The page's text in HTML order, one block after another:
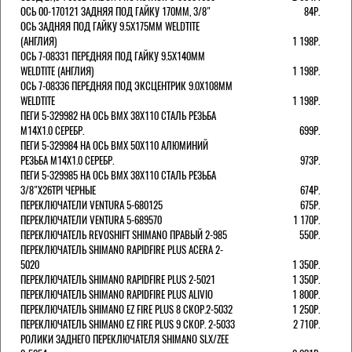
ОСЬ 00-170121 ЗАДНЯЯ ПОД ГАЙКУ 170MM, 3/8"
84Р.
ОСЬ ЗАДНЯЯ ПОД ГАЙКУ 9.5Х175ММ WELDTITE
(АНГЛИЯ)
1 198Р.
ОСЬ 7-08331 ПЕРЕДНЯЯ ПОД ГАЙКУ 9.5Х140ММ
WELDTITE (АНГЛИЯ)
1 198Р.
ОСЬ 7-08336 ПЕРЕДНЯЯ ПОД ЭКСЦЕНТРИК 9.0Х108ММ
WELDTITE
1 198Р.
ПЕГИ 5-329982 НА ОСЬ BMX 38Х110 СТАЛЬ РЕЗЬБА
М14Х1.0 СЕРЕБР.
699Р.
ПЕГИ 5-329984 НА ОСЬ BMX 50Х110 АЛЮМИНИЙ
РЕЗЬБА М14Х1.0 СЕРЕБР.
973Р.
ПЕГИ 5-329985 НА ОСЬ BMX 38Х110 СТАЛЬ РЕЗЬБА
3/8"Х26TPI ЧЕРНЫЕ
674Р.
ПЕРЕКЛЮЧАТЕЛИ VENTURA 5-680125
675Р.
ПЕРЕКЛЮЧАТЕЛИ VENTURA 5-689570
1 170Р.
ПЕРЕКЛЮЧАТЕЛЬ REVOSHIFT SHIMANO ПРАВЫЙ 2-985
550Р.
ПЕРЕКЛЮЧАТЕЛЬ SHIMANO RAPIDFIRE PLUS ACERA 2-
5020
1 350Р.
ПЕРЕКЛЮЧАТЕЛЬ SHIMANO RAPIDFIRE PLUS 2-5021
1 350Р.
ПЕРЕКЛЮЧАТЕЛЬ SHIMANO RAPIDFIRE PLUS ALIVIO
1 800Р.
ПЕРЕКЛЮЧАТЕЛЬ SHIMANO EZ FIRE PLUS 8 СКОР.2-5032
1 250Р.
ПЕРЕКЛЮЧАТЕЛЬ SHIMANO EZ FIRE PLUS 9 СКОР. 2-5033
2 710Р.
РОЛИКИ ЗАДНЕГО ПЕРЕКЛЮЧАТЕЛЯ SHIMANO SLX/ZEE